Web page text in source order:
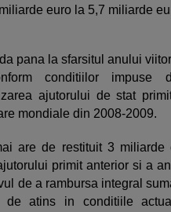
euro la 5,7 miliarde
pana la sfarsitul anului
conditiilor impuse
ajutorului de stat
mondiale din 2008-2009.
are de restituit 3 miliarde
primit anterior si a
de a rambursa integral
atins in conditiile